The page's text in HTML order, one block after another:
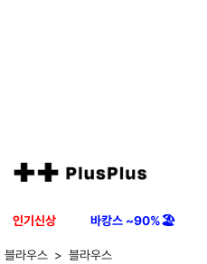
인기신상 바캉스 ~90%🏖️
블라우스 블라우스